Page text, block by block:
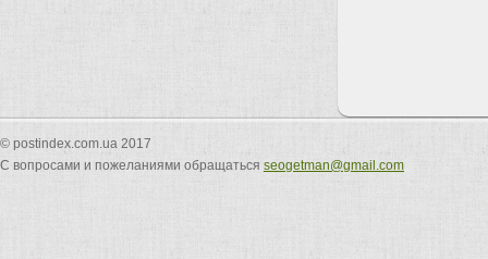
© postindex.com.ua 2017
С вопросами и пожеланиями обращаться seogetman@gmail.com